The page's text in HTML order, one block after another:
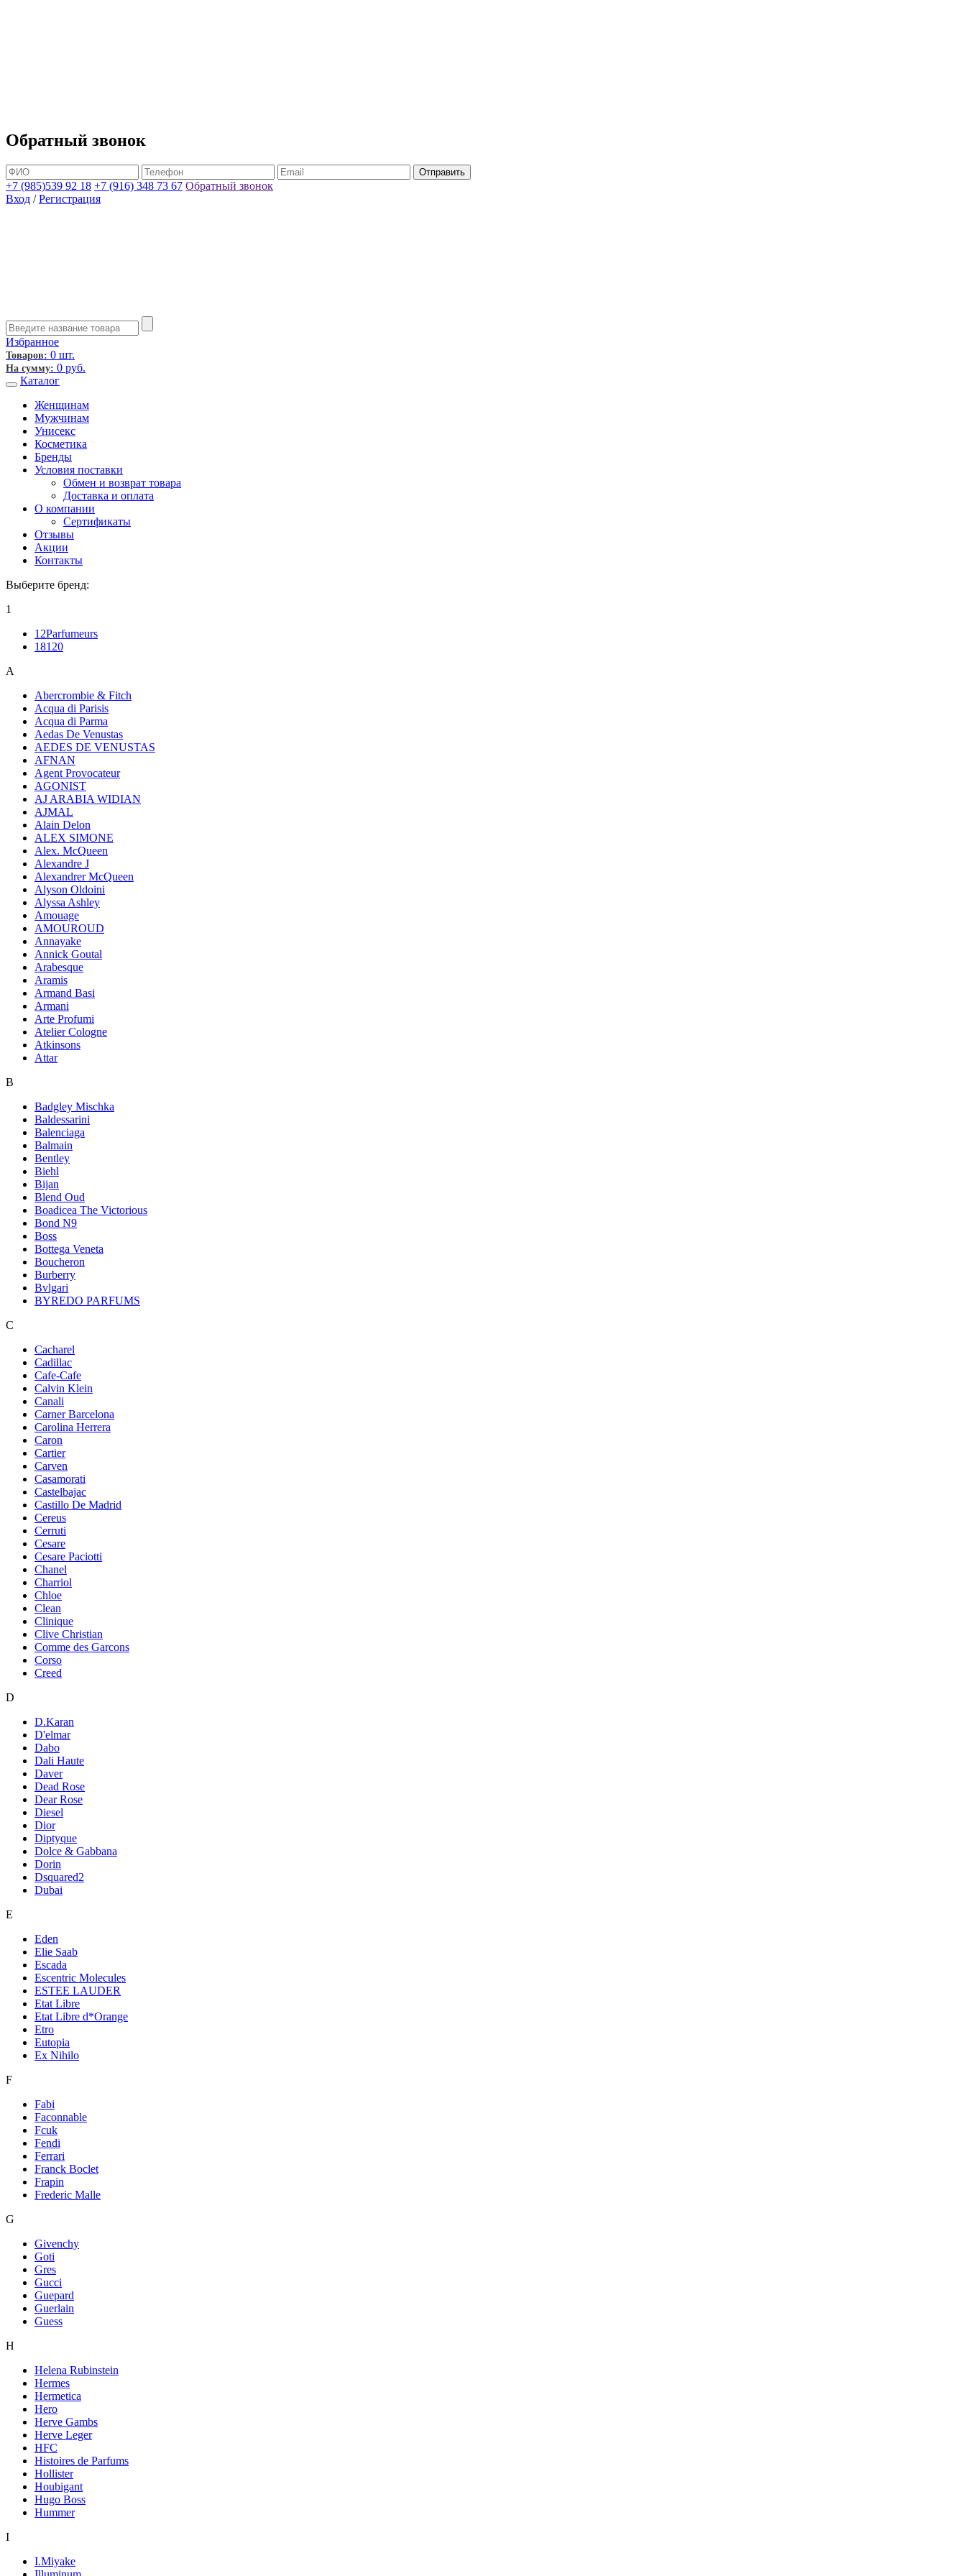
Обратный звонок
+7 (985)539 92 18 +7 (916) 348 73 67 Обратный звонок
Вход / Регистрация
Избранное
Товаров: 0 шт.
На сумму: 0 руб.
Каталог
Женщинам
Мужчинам
Унисекс
Косметика
Бренды
Условия поставки
Обмен и возврат товара
Доставка и оплата
О компании
Сертификаты
Отзывы
Акции
Контакты
Выберите бренд:
1
12Parfumeurs
18120
A
Abercrombie & Fitch
Acqua di Parisis
Acqua di Parma
Aedas De Venustas
AEDES DE VENUSTAS
AFNAN
Agent Provocateur
AGONIST
AJ ARABIA WIDIAN
AJMAL
Alain Delon
ALEX SIMONE
Alex. McQueen
Alexandre J
Alexandrer McQueen
Alyson Oldoini
Alyssa Ashley
Amouage
AMOUROUD
Annayake
Annick Goutal
Arabesque
Aramis
Armand Basi
Armani
Arte Profumi
Atelier Cologne
Atkinsons
Attar
B
Badgley Mischka
Baldessarini
Balenciaga
Balmain
Bentley
Biehl
Bijan
Blend Oud
Boadicea The Victorious
Bond N9
Boss
Bottega Veneta
Boucheron
Burberry
Bvlgari
BYREDO PARFUMS
C
Cacharel
Cadillac
Cafe-Cafe
Calvin Klein
Canali
Carner Barcelona
Carolina Herrera
Caron
Cartier
Carven
Casamorati
Castelbajac
Castillo De Madrid
Cereus
Cerruti
Cesare
Cesare Paciotti
Chanel
Charriol
Chloe
Clean
Clinique
Clive Christian
Comme des Garcons
Corso
Creed
D
D.Karan
D'elmar
Dabo
Dali Haute
Daver
Dead Rose
Dear Rose
Diesel
Dior
Diptyque
Dolce & Gabbana
Dorin
Dsquared2
Dubai
E
Eden
Elie Saab
Escada
Escentric Molecules
ESTEE LAUDER
Etat Libre
Etat Libre d*Orange
Etro
Eutopia
Ex Nihilo
F
Fabi
Faconnable
Fcuk
Fendi
Ferrari
Franck Boclet
Frapin
Frederic Malle
G
Givenchy
Goti
Gres
Gucci
Guepard
Guerlain
Guess
H
Helena Rubinstein
Hermes
Hermetica
Hero
Herve Gambs
Herve Leger
HFC
Histoires de Parfums
Hollister
Houbigant
Hugo Boss
Hummer
I
I.Miyake